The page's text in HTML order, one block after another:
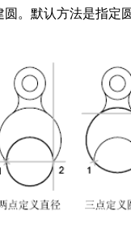
。默认方法是指定